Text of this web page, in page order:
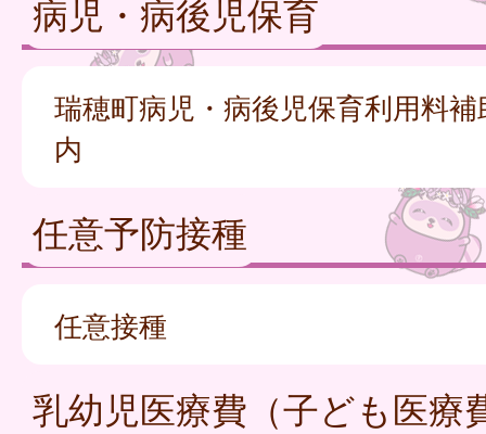
病児・病後児保育
瑞穂町病児・病後児保育利用料
内
任意予防接種
任意接種
乳幼児医療費（子ども医療